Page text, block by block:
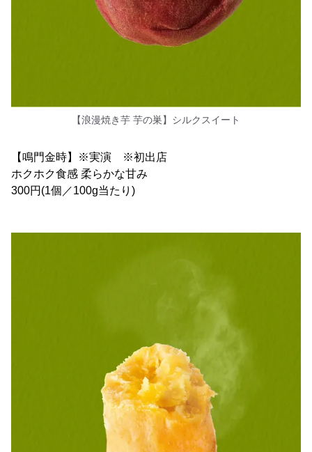
【浪漫焼き芋 芋の巣】シルクスイート
【鳴門金時】※実演 ※初出店
ホクホク食感 柔らかな甘み
300円(1個／100g当たり)